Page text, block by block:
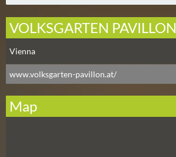
T
E
R
F
R
E
T
A
VOLKSGARTEN PAVILLON
Vienna
www.volksgarten-pavillon.at/
Map